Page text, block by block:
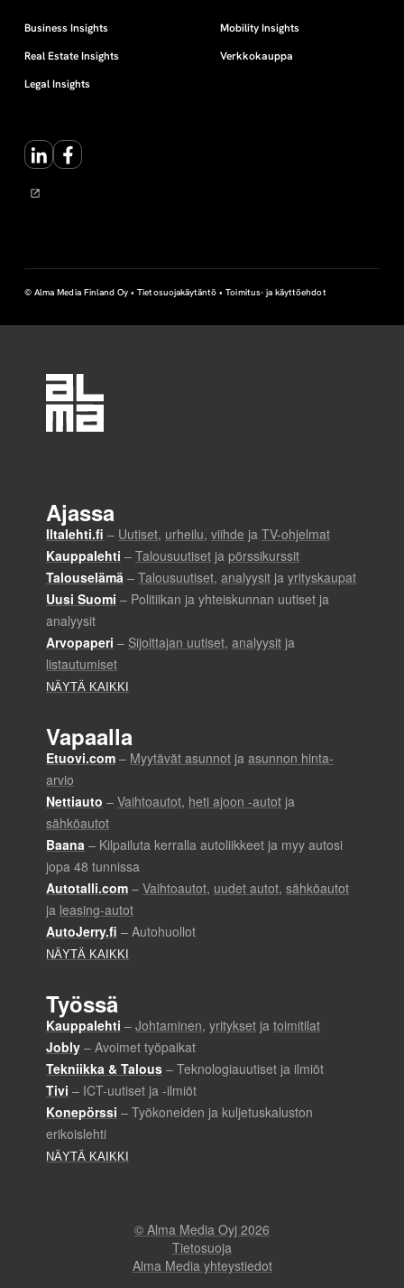
Business Insights
Real Estate Insights
Legal Insights
Mobility Insights
Verkkokauppa
LinkedInFacebook
© Alma Media Finland Oy •Tietosuojakäytäntö •Toimitus- ja käyttöehdot